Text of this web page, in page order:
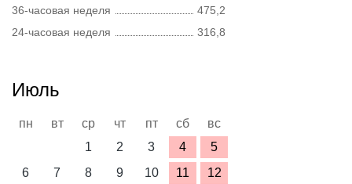
36-часовая неделя
475,2
24-часовая неделя
316,8
Июль
пн вт ср чт пт сб
вс
1
2 3 4
5
6
7 8 9 10 11
12